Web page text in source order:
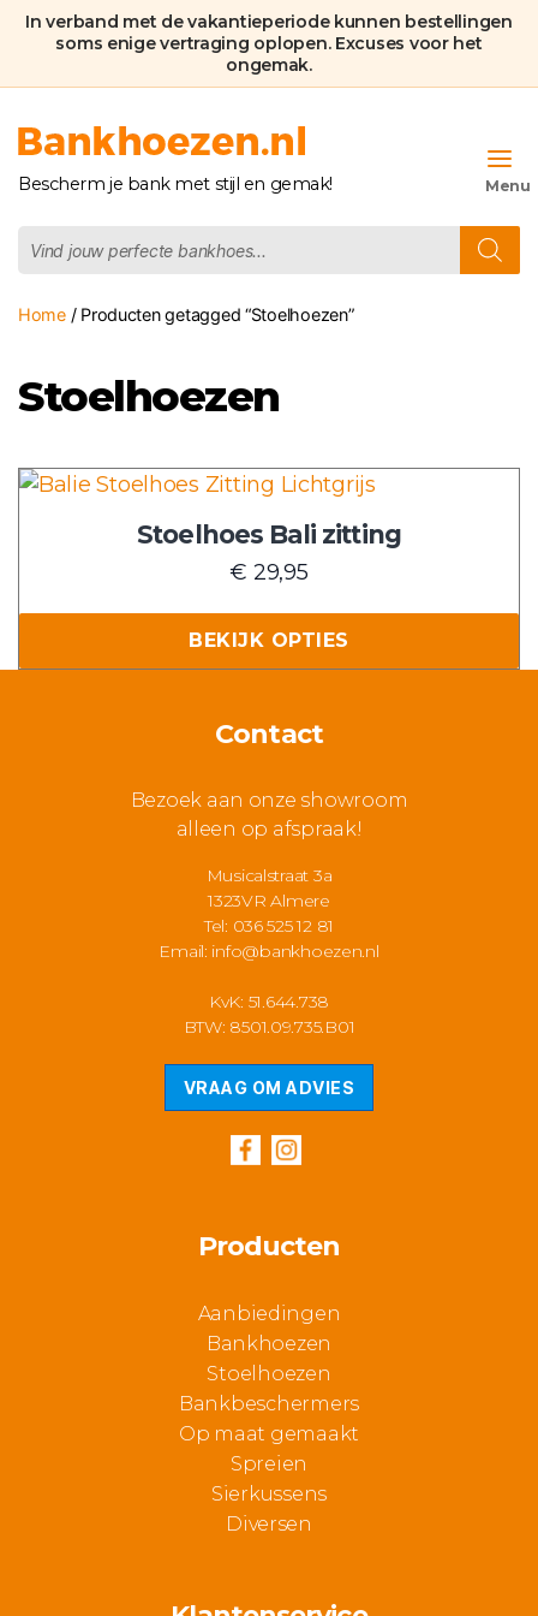
In verband met de vakantieperiode kunnen bestellingen
soms enige vertraging oplopen. Excuses voor het
ongemak.
Bankhoezen.nl
Bescherm je bank met stijl en gemak!
zoeken
Home/ Producten getagged “Stoelhoezen”
Stoelhoezen
Stoelhoes Bali zitting
€ 29,95
BEKIJK OPTIES
Dit
variaties.
optie
Contact
Bezoek aan onze showroom
alleen op afspraak!
Musicalstraat 3a
1323VR Almere
Tel: 036 525 12 81
Email: info@bankhoezen.nl
KvK: 51.644.738
BTW: 8501.09.735.B01
VRAAG OM ADVIES
Producten
Aanbiedingen
Bankhoezen
Stoelhoezen
Bankbeschermers
Op maat gemaakt
Spreien
Sierkussens
Diversen